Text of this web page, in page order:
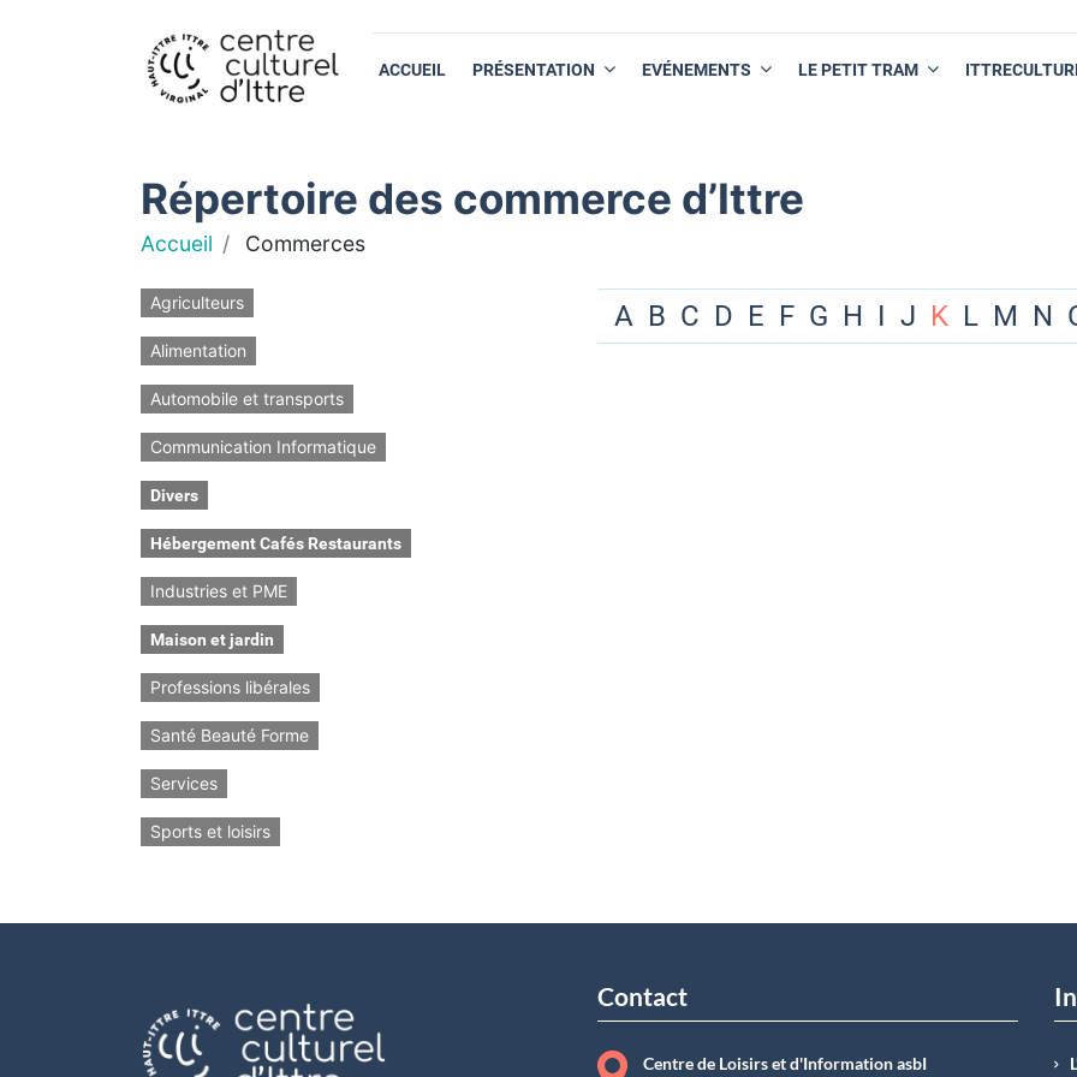
ACCUEIL PRÉSENTATION EVÉNEMENTS LE PETIT TRAM
Répertoire des commerce d’Ittre
Accueil Commerces
Agriculteurs
Alimentation
Automobile et transports
Communication Informatique
Divers
Hébergement Cafés Restaurants
Industries et PME
Maison et jardin
Professions libérales
Santé Beauté Forme
Services
Sports et loisirs
A B C D E F G H I J K L M N
Contact
Centre de Loisirs et d'Information asbI